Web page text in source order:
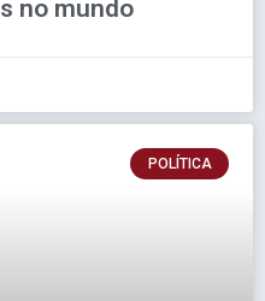
no mundo
POLÍTICA